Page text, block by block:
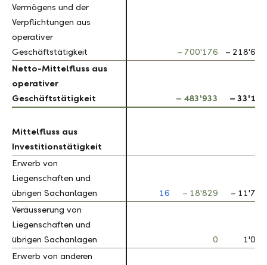
Vermögens und der
Verpflichtungen aus
operativer
Geschäftstätigkeit
– 700'176
– 218'675
Netto-Mittelfluss aus
operativer
Geschäftstätigkeit
– 483'933 – 33'193
Mittelfluss aus
Investitionstätigkeit
Erwerb von
Liegenschaften und
übrigen Sachanlagen
16 – 18'829
– 11'761
Veräusserung von
Liegenschaften und
übrigen Sachanlagen
0
1'070
Erwerb von anderen
Vermögens und der
Verpflichtungen aus
operativer
Geschäftstätigkeit
Netto-Mittelfluss aus
operativer
Geschäftstätigkeit
Mittelfluss aus
Investitionstätigkeit
Erwerb von
Liegenschaften und
übrigen Sachanlagen
Veräusserung von
Liegenschaften und
übrigen Sachanlagen
Erwerb von anderen